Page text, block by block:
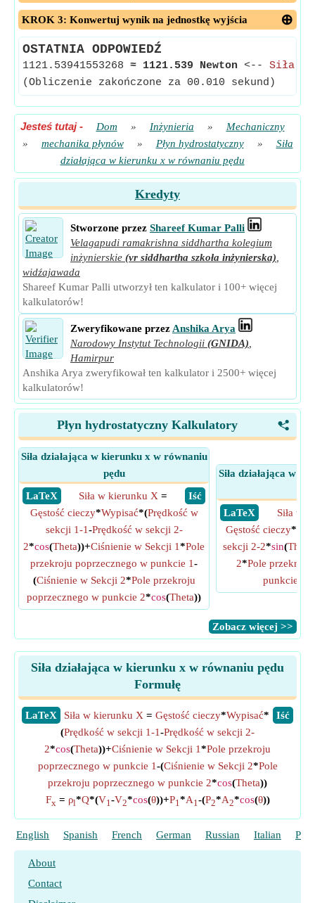
KROK 3: Konwertuj wynik na jednostkę wyjścia
OSTATNIA ODPOWIEDŹ
1121.53941553268 ≈ 1121.539 Newton <-- Siła w
(Obliczenie zakończone za 00.010 sekund)
Jesteś tutaj- Dom » Inżynieria »
Mechaniczny
»
mechanika płynów » Płyn hydrostatyczny »
Siła
działająca w kierunku x w równaniu pędu
Kredyty
Stworzone przez Shareef Kumar Palli
Velagapudi ramakrishna siddhartha kolegium
inżynierskie (vr siddhartha szkoła inżynierska)
widźajawada
Shareef Kumar Palli utworzył ten kalkulator i 100+ więcej
kalkulatorów!
Zweryfikowane przez Anshika Arya
Narodowy Instytut Technologii (GNIDA)
Hamirpur
Anshika Arya zweryfikował ten kalkulator i 2500+ więcej
kalkulatorów!
<
Płyn hydrostatyczny Kalkulatory
Siła działająca w kierunku x w równaniu
pędu
​ LaTeX
​ Iść
Siła w kierunku X =
Gęstość cieczy*Wypisać*(Prędkość w
sekcji 1-1-Prędkość w sekcji 2-
2*cos(Theta))+Ciśnienie w Sekcji 1*Pole
przekroju poprzecznego w punkcie 1-
(Ciśnienie w Sekcji 2*Pole przekroju
poprzecznego w punkcie 2*cos(Theta))
Siła działająca w
​ LaTeX
Siła w
Gęstość cieczy*
sekcji 2-2*sin(Theta
2*Pole przekroju
punkcie 2
​Zobacz więcej >>
Siła działająca w kierunku x w równaniu pędu
Formułę
​LaTeX ​Iść
Siła w kierunku X = Gęstość cieczy*Wypisać*
(Prędkość w sekcji 1-1-Prędkość w sekcji 2-
2*cos(Theta))+Ciśnienie w Sekcji 1*Pole przekroju
poprzecznego w punkcie 1-(Ciśnienie w Sekcji 2*Pole
przekroju poprzecznego w punkcie 2*cos(Theta))
Fx = ρl*Q*(V1-V2*cos(θ))+P1*A1-(P2*A2*cos(θ))
English Spanish French German Russian Italian
About
Contact